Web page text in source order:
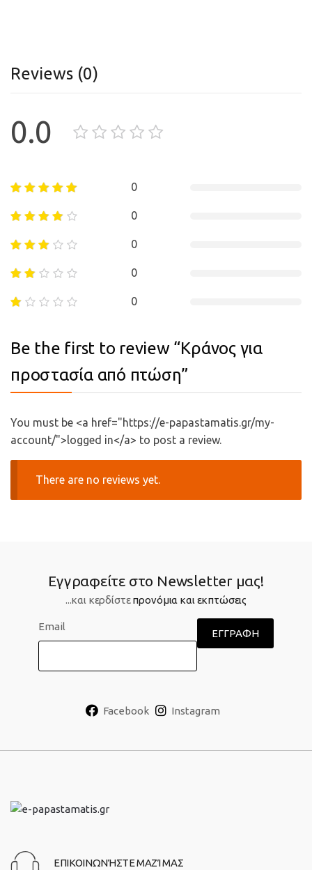
Reviews (0)
0.0
0
0
0
0
0
Be the first to review “Κράνος για
προστασία από πτώση”
You must be <a href="https://e-papastamatis.gr/my-
account/">logged in</a> to post a review.
There are no reviews yet.
Εγγραφείτε στο Newsletter μας!
...και κερδίστεπρονόμια και εκπτώσεις
Email
Facebook Instagram
ΕΠΙΚΟΙΝΩΝΉΣΤΕ ΜΑΖΊ ΜΑΣ